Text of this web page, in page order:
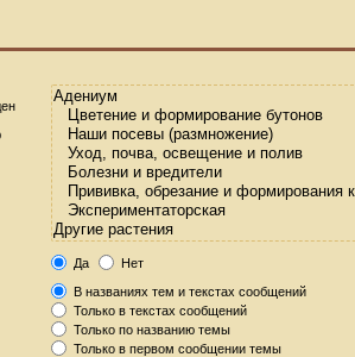
Да
Нет
В названиях тем и текстах сообщений
Только в текстах сообщений
Только по названию темы
Только в первом сообщении темы